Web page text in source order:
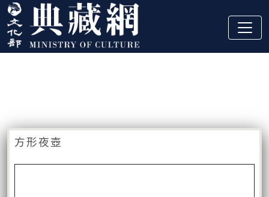
跳到主要內容
:::
方形夜壺